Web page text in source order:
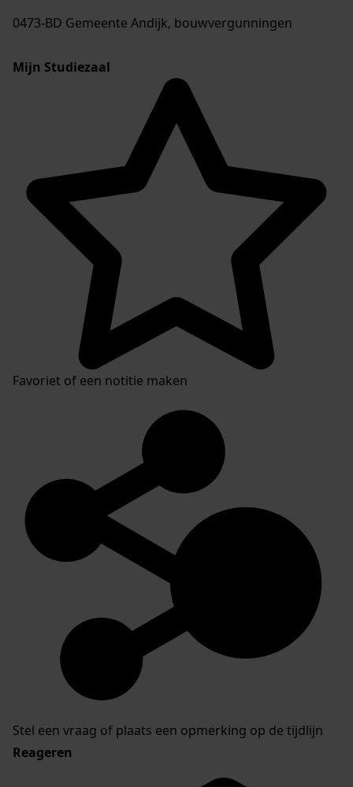
0473-BD Gemeente Andijk, bouwvergunningen
Mijn Studiezaal
Favoriet of een notitie maken
Stel een vraag of plaats een opmerking op de tijdlijn
Reageren